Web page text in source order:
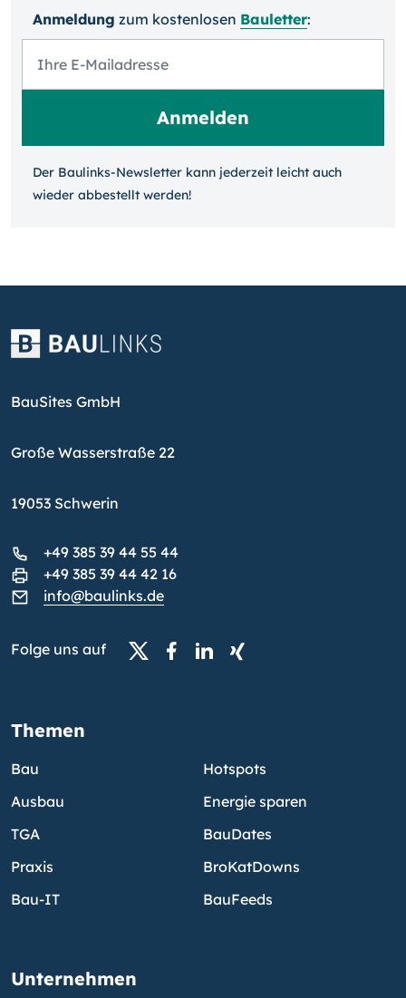
Anmeldung zum kosten­losen Bauletter:
Der Baulinks-Newsletter kann jeder­zeit leicht auch
wieder ab­bestellt werden!
BauSites GmbH
Große Wasserstraße 22
19053 Schwerin
+49 385 39 44 55 44
+49 385 39 44 42 16
info@baulinks.de
Folge uns auf
Themen
Bau
Ausbau
TGA
Praxis
Bau-IT
Hotspots
Energie sparen
BauDates
BroKatDowns
BauFeeds
Unternehmen